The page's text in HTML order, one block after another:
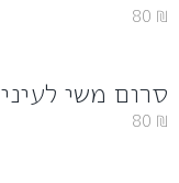
80 ₪
סרום משי
80 ₪